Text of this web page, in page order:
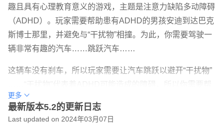
趣且具有心理教育意义的游戏，主题是注意力缺陷多动障碍
（ADHD）。玩家需要帮助患有ADHD的男孩安迪到达巴克
斯博士那里，并避免与“干扰物”相撞。为此，你需要驾驶一
辆非常有趣的汽车……跳跃汽车……
这辆车没有刹车，所以玩家需要让汽车跳跃以避开“干扰物”
助安迪克服它们。
在每个关卡中，巴克斯博士都会与安迪（漫画中的人物）对
更多
最新版本5.2的更新日志
Last updated on 2024年03月07日